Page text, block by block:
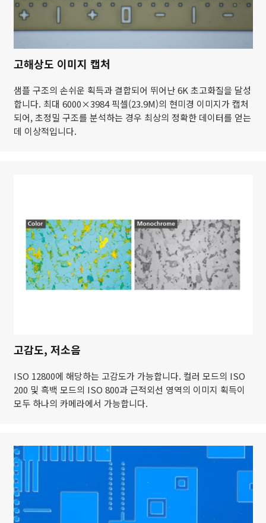
고해상도 이미지 캡처
샘플 구조의 손쉬운 획득과 결합되어 뛰어난 6K 초고화질을 달성
합니다. 최대 6000×3984 픽셀(23.9M)의 현미경 이미지가 캡처
되어, 초정밀 구조를 분석하는 경우 최상의 정확한 데이터를 얻는
데 이상적입니다.
고감도, 저소음
ISO 12800에 해당하는 고감도가 가능합니다. 컬러 모드의 ISO
200 및 흑백 모드의 ISO 800과 근적외선 영역의 이미지 획득이
모두 하나의 카메라에서 가능합니다.